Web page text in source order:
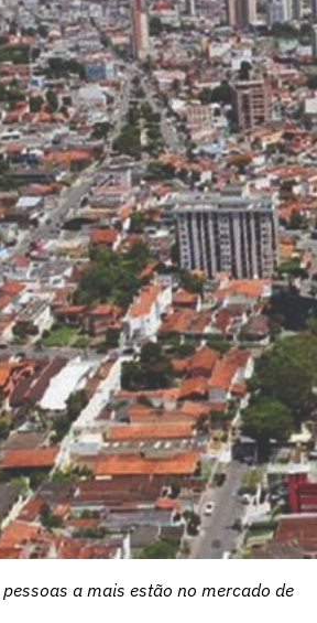
a mais estão no mercado de